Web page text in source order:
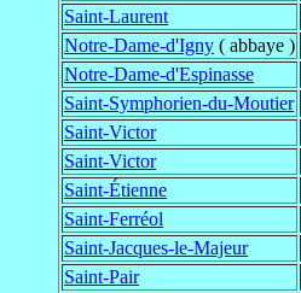
Saint-Laurent
Notre-Dame-d'Igny ( abbaye )
Notre-Dame-d'Espinasse
Saint-Symphorien-du-Moutier
Saint-Victor
Saint-Victor
Saint-Étienne
Saint-Ferréol
Saint-Jacques-le-Majeur
Saint-Pair